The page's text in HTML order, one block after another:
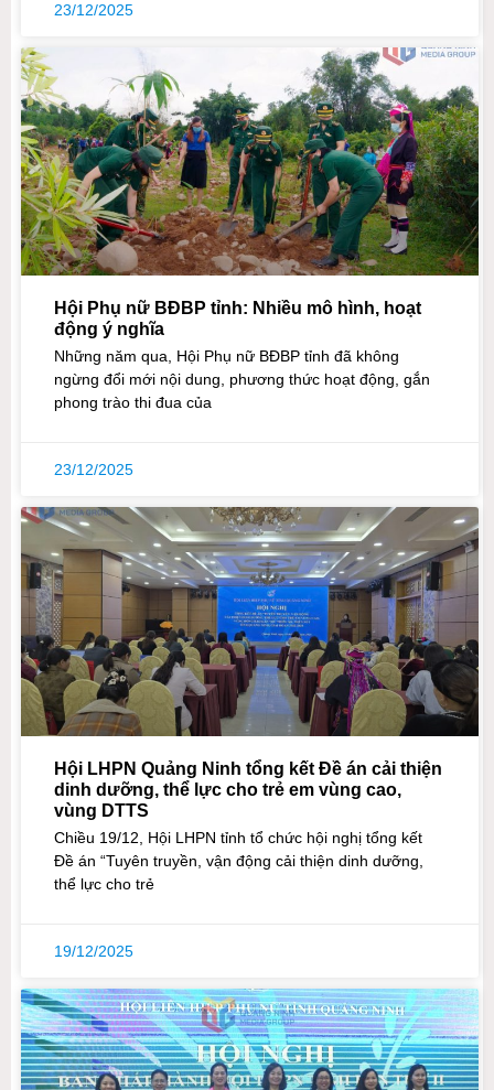
23/12/2025
Hội Phụ nữ BĐBP tỉnh: Nhiều mô hình, hoạt
động ý nghĩa
Những năm qua, Hội Phụ nữ BĐBP tỉnh đã không
ngừng đổi mới nội dung, phương thức hoạt động, gắn
phong trào thi đua của
23/12/2025
Hội LHPN Quảng Ninh tổng kết Đề án cải thiện
dinh dưỡng, thể lực cho trẻ em vùng cao,
vùng DTTS
Chiều 19/12, Hội LHPN tỉnh tổ chức hội nghị tổng kết
Đề án “Tuyên truyền, vận động cải thiện dinh dưỡng,
thể lực cho trẻ
19/12/2025